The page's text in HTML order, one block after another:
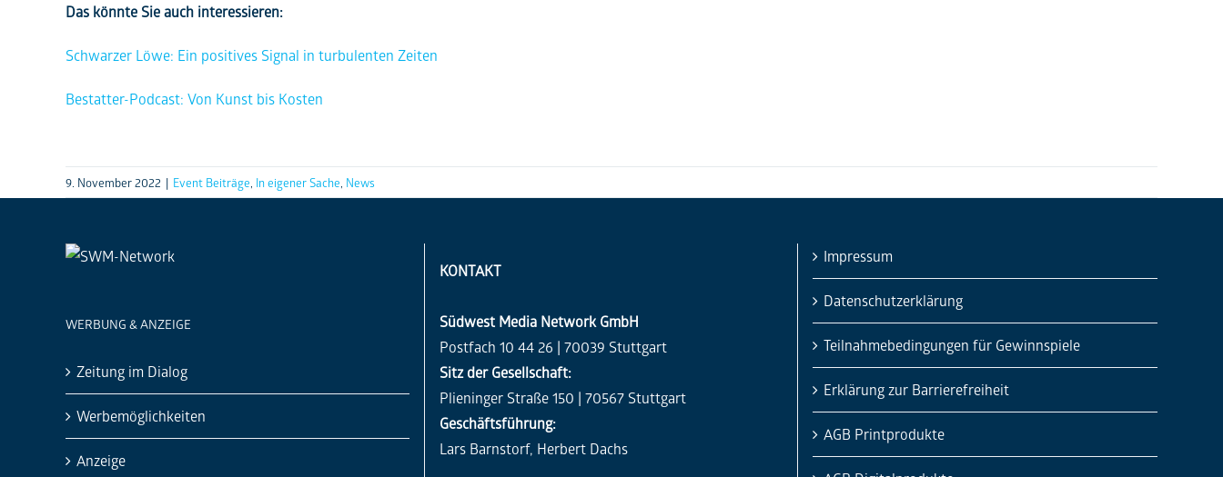
Das könnte Sie auch interessieren:
Schwarzer Löwe: Ein positives Signal in turbulenten Zeiten
Bestatter-Podcast: Von Kunst bis Kosten
9. November 2022 | Event Beiträge In eigener Sache News
WERBUNG & ANZEIGE
Zeitung im Dialog
Werbemöglichkeiten
Anzeige
KONTAKT
Südwest Media Network GmbH
Postfach 10 44 26 | 70039 Stuttgart
Sitz der Gesellschaft:
Plieninger Straße 150 | 70567 Stuttgart
Geschäftsführung:
Lars Barnstorf, Herbert Dachs
Impressum
Datenschutzerklärung
Teilnahmebedingungen für Gewinnspiele
Erklärung zur Barrierefreiheit
AGB Printprodukte